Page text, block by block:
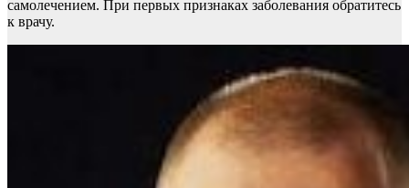
самолечением. При первых признаках заболевания обратитесь
к врачу.